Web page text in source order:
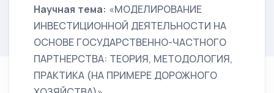
Научная тема: «МОДЕЛИРОВАНИЕ
ИНВЕСТИЦИОННОЙ ДЕЯТЕЛЬНОСТИ НА
ОСНОВЕ ГОСУДАРСТВЕННО-ЧАСТНОГО
ПАРТНЕРСТВА: ТЕОРИЯ, МЕТОДОЛОГИЯ,
ПРАКТИКА (НА ПРИМЕРЕ ДОРОЖНОГО